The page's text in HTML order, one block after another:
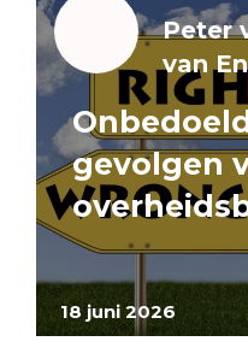
18 juni 2026
Peter
van
gevolgen